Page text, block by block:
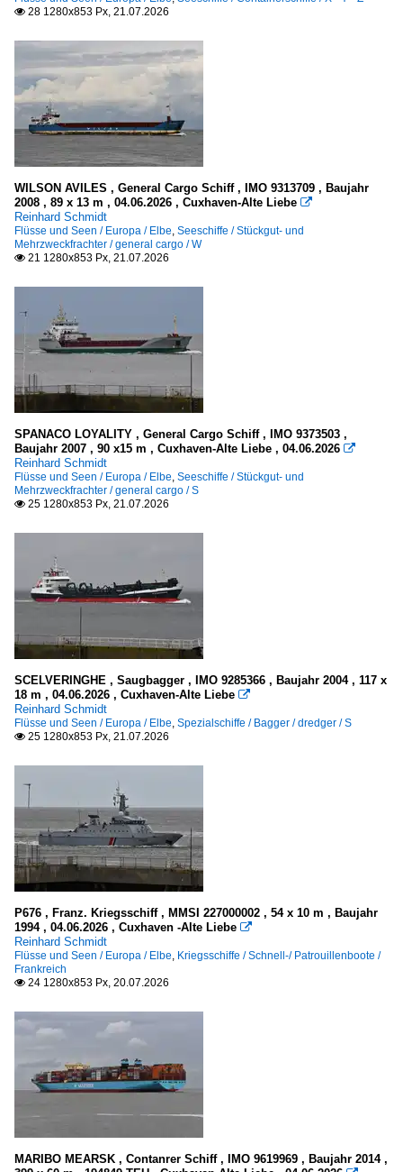
H
J
K
M
S
T
V
TMS - Tankmotorschiffe
A
C
D
Dettmer Tank
E
G
H
J
K
L
M
N
O
R
S
W
X - Y - Z
Dampfschiffe
Dampfboote
alle
.mehrere oder Name unbekannt
K
M
P
 28 1280x853 Px, 21.07.2026
WILSON AVILES , General Cargo Schiff , IMO 9313709 , Baujahr
2008 , 89 x 13 m , 04.06.2026 , Cuxhaven-Alte Liebe 
Reinhard Schmidt
Flüsse und Seen / Europa / Elbe, Seeschiffe / Stückgut- und
Mehrzweckfrachter / general cargo / W
 21 1280x853 Px, 21.07.2026
SPANACO LOYALITY , General Cargo Schiff , IMO 9373503 ,
Baujahr 2007 , 90 x15 m , Cuxhaven-Alte Liebe , 04.06.2026 
Reinhard Schmidt
Flüsse und Seen / Europa / Elbe, Seeschiffe / Stückgut- und
Mehrzweckfrachter / general cargo / S
 25 1280x853 Px, 21.07.2026
SCELVERINGHE , Saugbagger , IMO 9285366 , Baujahr 2004 , 117 x
18 m , 04.06.2026 , Cuxhaven-Alte Liebe 
Reinhard Schmidt
Flüsse und Seen / Europa / Elbe, Spezialschiffe / Bagger / dredger / S
 25 1280x853 Px, 21.07.2026
P676 , Franz. Kriegsschiff , MMSI 227000002 , 54 x 10 m , Baujahr
1994 , 04.06.2026 , Cuxhaven -Alte Liebe 
Reinhard Schmidt
Flüsse und Seen / Europa / Elbe, Kriegsschiffe / Schnell-/ Patrouillenboote /
Frankreich
 24 1280x853 Px, 20.07.2026
MARIBO MEARSK , Contanrer Schiff , IMO 9619969 , Baujahr 2014 ,